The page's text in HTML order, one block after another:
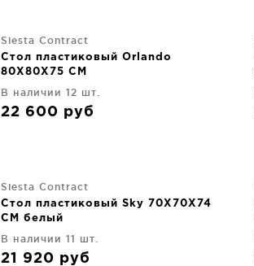
Siesta Contract
Стол пластиковый Orlando
80X80X75 CM
В наличии 12 шт.
22 600 руб
Siesta Contract
Стол пластиковый Sky 70X70X74
CM белый
В наличии 11 шт.
21 920 руб